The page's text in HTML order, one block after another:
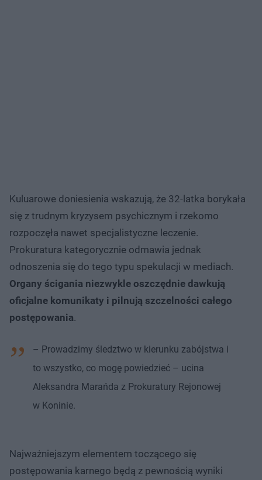
Kuluarowe doniesienia wskazują, że 32-latka borykała
się z trudnym kryzysem psychicznym i rzekomo
rozpoczęła nawet specjalistyczne leczenie.
Prokuratura kategorycznie odmawia jednak
odnoszenia się do tego typu spekulacji w mediach.
Organy ścigania niezwykle oszczędnie dawkują
oficjalne komunikaty i pilnują szczelności całego
postępowania.
– Prowadzimy śledztwo w kierunku zabójstwa i
to wszystko, co mogę powiedzieć – ucina
Aleksandra Marańda z Prokuratury Rejonowej
w Koninie.
Najważniejszym elementem toczącego się
postępowania karnego będą z pewnością wyniki